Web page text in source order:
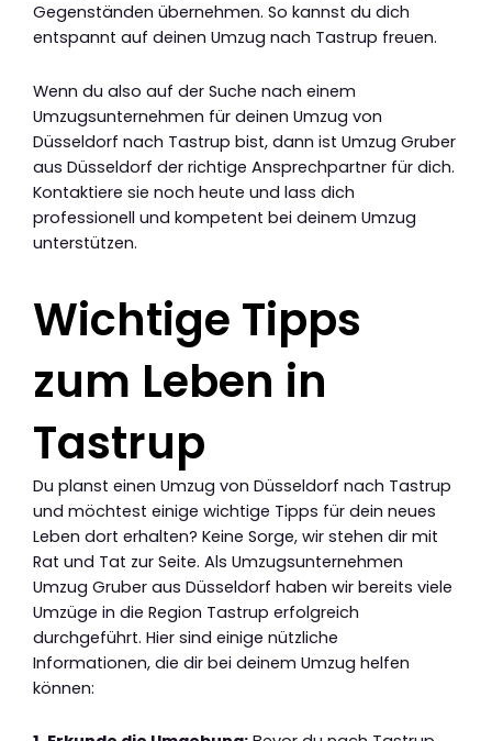
Gegenständen übernehmen. So kannst du dich
entspannt auf deinen Umzug nach Tastrup freuen.
Wenn du also auf der Suche nach einem
Umzugsunternehmen für deinen Umzug von
Düsseldorf nach Tastrup bist, dann ist Umzug Gruber
aus Düsseldorf der richtige Ansprechpartner für dich.
Kontaktiere sie noch heute und lass dich
professionell und kompetent bei deinem Umzug
unterstützen.
Wichtige Tipps
zum Leben in
Tastrup
Du planst einen Umzug von Düsseldorf nach Tastrup
und möchtest einige wichtige Tipps für dein neues
Leben dort erhalten? Keine Sorge, wir stehen dir mit
Rat und Tat zur Seite. Als Umzugsunternehmen
Umzug Gruber aus Düsseldorf haben wir bereits viele
Umzüge in die Region Tastrup erfolgreich
durchgeführt. Hier sind einige nützliche
Informationen, die dir bei deinem Umzug helfen
können: